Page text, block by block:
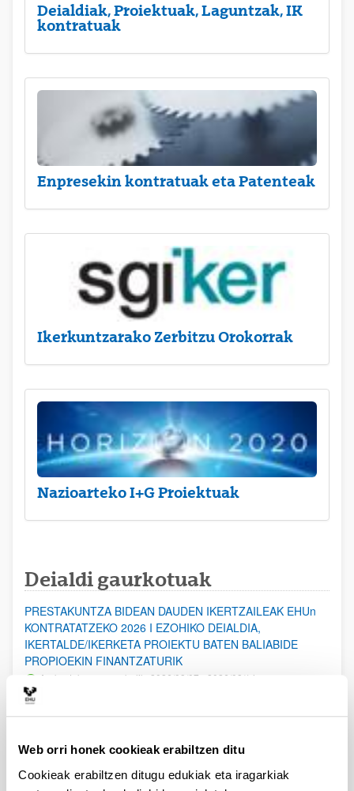
Web orri honek cookieak erabiltzen ditu
Cookieak erabiltzen ditugu edukiak eta iragarkiak
Deialdiak, Proiektuak, Laguntzak, IK
kontratuak
Enpresekin kontratuak eta Patenteak
Ikerkuntzarako Zerbitzu Orokorrak
Nazioarteko I+G Proiektuak
Deialdi gaurkotuak
PRESTAKUNTZA BIDEAN DAUDEN IKERTZAILEAK EHUn
KONTRATATZEKO 2026 I EZOHIKO DEIALDIA,
IKERTALDE/IKERKETA PROIEKTU BATEN BALIABIDE
PROPIOEKIN FINANTZATURIK
Aurkezteko epea zabalik: 2026/08/07 - 2026/08/14
erosi eta berritzeko laguntzak 2026
Izapide irekia